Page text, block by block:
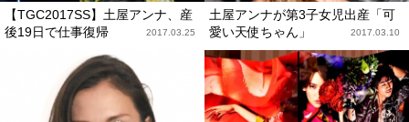
【TGC2017SS】土屋アンナ、産
後19日で仕事復帰
2017.03.25
土屋アンナが第3子女児出産「可
愛い天使ちゃん」
2017.03.10